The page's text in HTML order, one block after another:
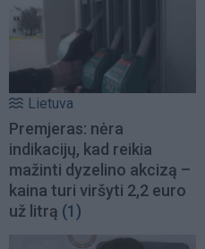
Lietuva
Premjeras: nėra
indikacijų, kad reikia
mažinti dyzelino akcizą –
kaina turi viršyti 2,2 euro
už litrą (1)